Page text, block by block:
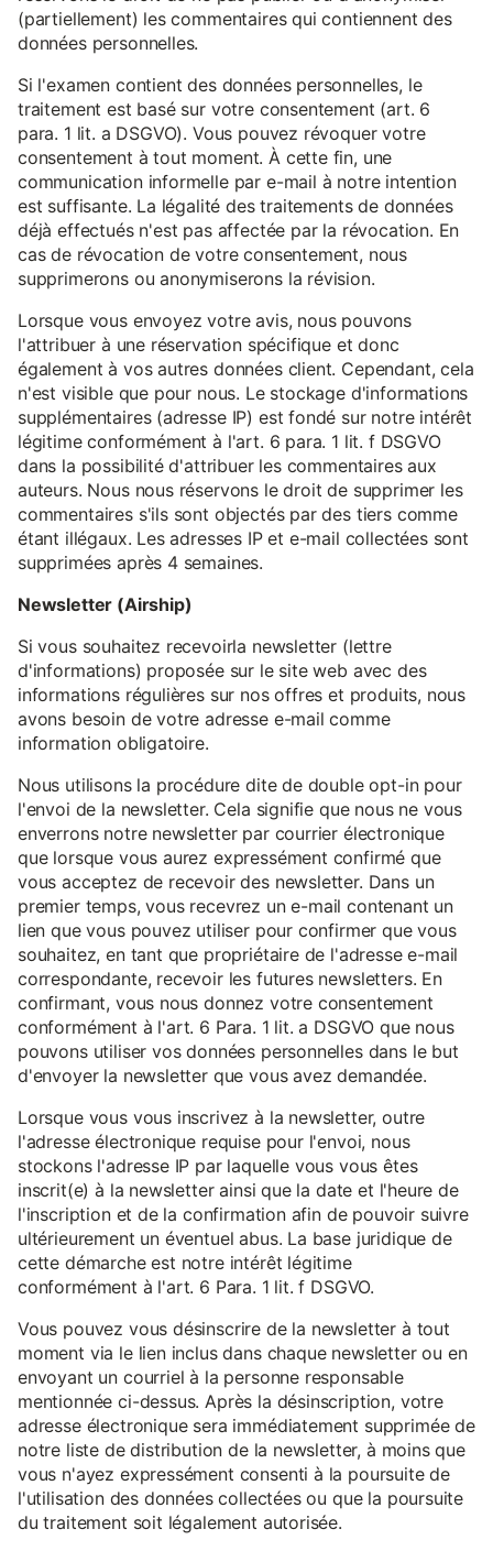
(partiellement) les commentaires qui contiennent des
données personnelles.
Si l'examen contient des données personnelles, le
traitement est basé sur votre consentement (art. 6
para. 1 lit. a DSGVO). Vous pouvez révoquer votre
consentement à tout moment. À cette fin, une
communication informelle par e-mail à notre intention
est suffisante. La légalité des traitements de données
déjà effectués n'est pas affectée par la révocation. En
cas de révocation de votre consentement, nous
supprimerons ou anonymiserons la révision.
Lorsque vous envoyez votre avis, nous pouvons
l'attribuer à une réservation spécifique et donc
également à vos autres données client. Cependant, cela
n'est visible que pour nous. Le stockage d'informations
supplémentaires (adresse IP) est fondé sur notre intérêt
légitime conformément à l'art. 6 para. 1 lit. f DSGVO
dans la possibilité d'attribuer les commentaires aux
auteurs. Nous nous réservons le droit de supprimer les
commentaires s'ils sont objectés par des tiers comme
étant illégaux. Les adresses IP et e-mail collectées sont
supprimées après 4 semaines.
Newsletter (Airship)
Si vous souhaitez recevoirla newsletter (lettre
d'informations) proposée sur le site web avec des
informations régulières sur nos offres et produits, nous
avons besoin de votre adresse e-mail comme
information obligatoire.
Nous utilisons la procédure dite de double opt-in pour
l'envoi de la newsletter. Cela signifie que nous ne vous
enverrons notre newsletter par courrier électronique
que lorsque vous aurez expressément confirmé que
vous acceptez de recevoir des newsletter. Dans un
premier temps, vous recevrez un e-mail contenant un
lien que vous pouvez utiliser pour confirmer que vous
souhaitez, en tant que propriétaire de l'adresse e-mail
correspondante, recevoir les futures newsletters. En
confirmant, vous nous donnez votre consentement
conformément à l'art. 6 Para. 1 lit. a DSGVO que nous
pouvons utiliser vos données personnelles dans le but
d'envoyer la newsletter que vous avez demandée.
Lorsque vous vous inscrivez à la newsletter, outre
l'adresse électronique requise pour l'envoi, nous
stockons l'adresse IP par laquelle vous vous êtes
inscrit(e) à la newsletter ainsi que la date et l'heure de
l'inscription et de la confirmation afin de pouvoir suivre
ultérieurement un éventuel abus. La base juridique de
cette démarche est notre intérêt légitime
conformément à l'art. 6 Para. 1 lit. f DSGVO.
Vous pouvez vous désinscrire de la newsletter à tout
moment via le lien inclus dans chaque newsletter ou en
envoyant un courriel à la personne responsable
mentionnée ci-dessus. Après la désinscription, votre
adresse électronique sera immédiatement supprimée de
notre liste de distribution de la newsletter, à moins que
vous n'ayez expressément consenti à la poursuite de
l'utilisation des données collectées ou que la poursuite
du traitement soit légalement autorisée.